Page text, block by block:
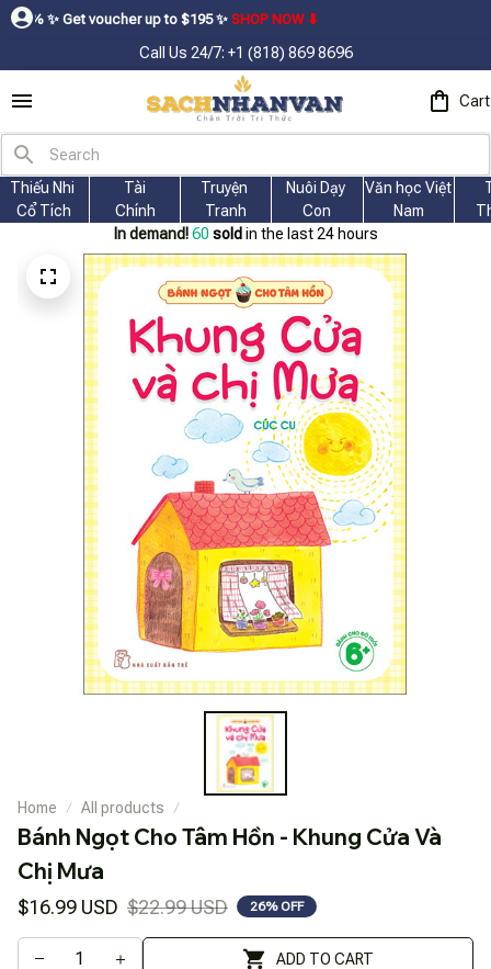
voucher up to $195ㅤ ✨ㅤSHOP NOW ⬇
Call Us 24/7: +1 (818) 869 8696
Cart
Thiếu Nhi
Cổ Tích
Tài
Chính
Truyện
Tranh
Nuôi Dạy
Con
Văn học Việt
Nam
In demand! 61 sold in the last 24 hours
Home All products
Bánh Ngọt Cho Tâm Hồn - Khung Cửa Và
Chị Mưa
$16.99 USD $22.99 USD 26% OFF
ADD TO CART